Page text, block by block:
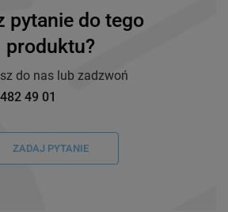
pytanie do tego
produktu?
do nas lub zadzwoń
49 01
ZADAJ PYTANIE